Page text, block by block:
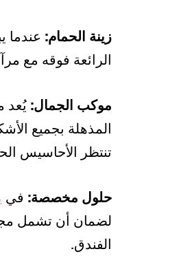
زينة الحمام: عندما
الرائعة فوقه مع
موكب الجمال:
المذهلة بجميع
تنتظر الأحاسيس
حلول مخصصة: في
لضمان أن تشمل
الفندق.